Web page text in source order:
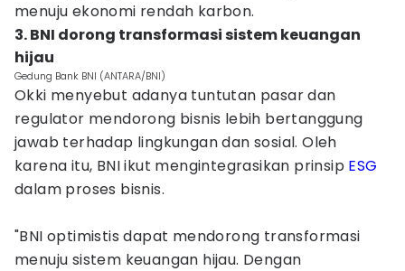
menuju ekonomi rendah karbon.
3. BNI dorong transformasi sistem keuangan
hijau
Gedung Bank BNI (ANTARA/BNI)
Okki menyebut adanya tuntutan pasar dan
regulator mendorong bisnis lebih bertanggung
jawab terhadap lingkungan dan sosial. Oleh
karena itu, BNI ikut mengintegrasikan prinsip ESG
dalam proses bisnis.
"BNI optimistis dapat mendorong transformasi
menuju sistem keuangan hijau. Dengan